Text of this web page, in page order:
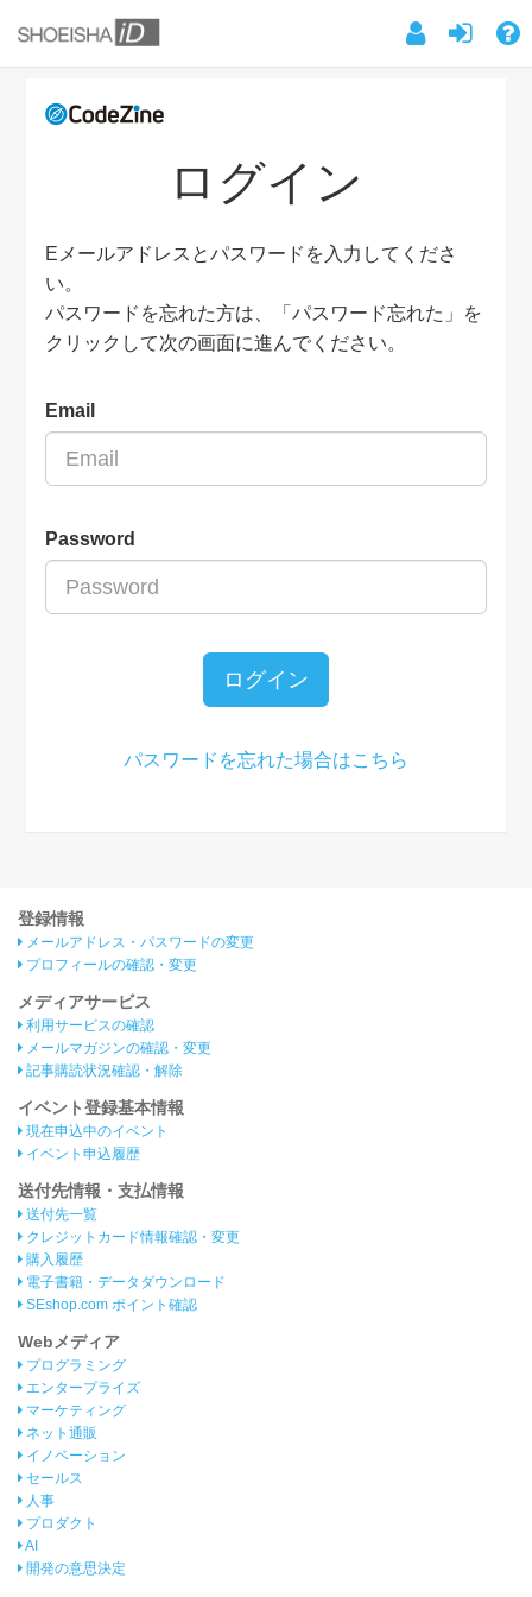
ログイン
Eメールアドレスとパスワードを入力してくださ
い。
パスワードを忘れた方は、「パスワード忘れた」を
クリックして次の画面に進んでください。
Email
Password
ログイン
パスワードを忘れた場合はこちら
登録情報
メールアドレス・パスワードの変更
プロフィールの確認・変更
メディアサービス
利用サービスの確認
メールマガジンの確認・変更
記事購読状況確認・解除
イベント登録基本情報
現在申込中のイベント
イベント申込履歴
送付先情報・支払情報
送付先一覧
クレジットカード情報確認・変更
購入履歴
電子書籍・データダウンロード
SEshop.com ポイント確認
Webメディア
プログラミング
エンタープライズ
マーケティング
ネット通販
イノベーション
セールス
人事
プロダクト
AI
開発の意思決定